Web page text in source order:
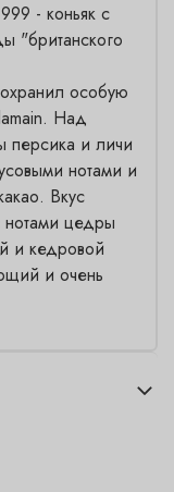
- коньяк с
"британского
особую
Над
персика и личи
нотами и
Вкус
нотами цедры
и кедровой
и очень